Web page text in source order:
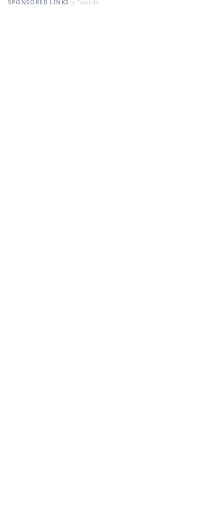
SPONSORED LINKS by Taboola